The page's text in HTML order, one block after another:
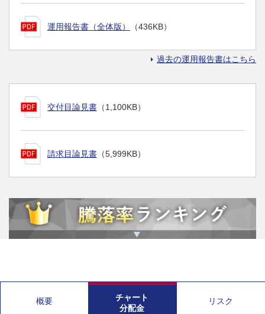
運用報告書（全体版） （436KB）
過去の運用報告書はこちら
交付目論見書 （1,100KB）
請求目論見書 （5,999KB）
概要
チャート
分配金
リスク